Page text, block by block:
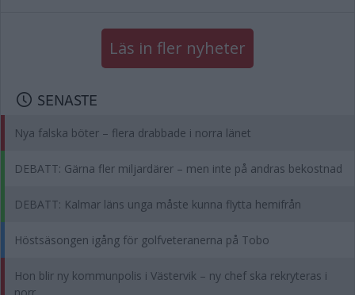
Läs in fler nyheter
SENASTE
Nya falska böter – flera drabbade i norra länet
DEBATT: Gärna fler miljardärer – men inte på andras bekostnad
DEBATT: Kalmar läns unga måste kunna flytta hemifrån
Höstsäsongen igång för golfveteranerna på Tobo
Hon blir ny kommunpolis i Västervik – ny chef ska rekryteras i